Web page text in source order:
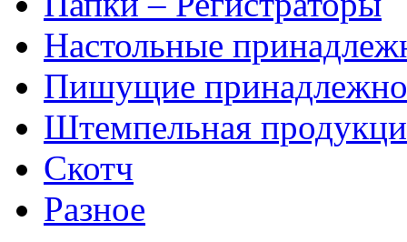
Настольные
Пишущие
Штемпельная
Скотч
Разное